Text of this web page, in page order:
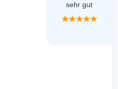
sehr gut
★★★★★